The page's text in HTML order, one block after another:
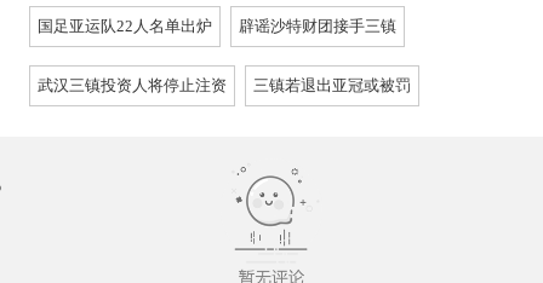
国足亚运队22人名单出炉 辟谣沙特财团接手三镇
武汉三镇投资人将停止注资 三镇若退出亚冠或被罚